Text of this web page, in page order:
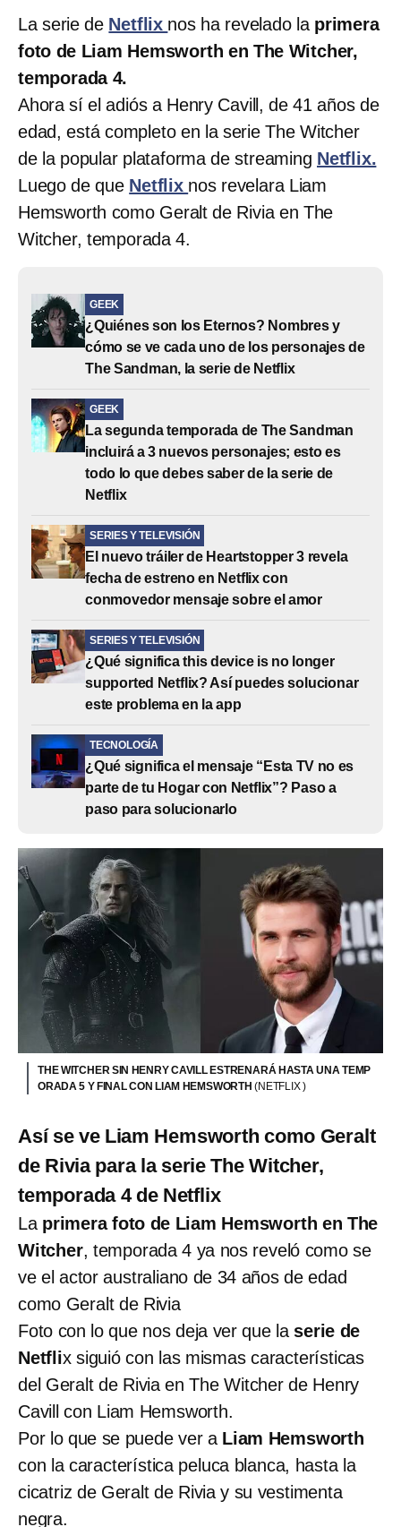
La serie de Netflix nos ha revelado la primera
foto de Liam Hemsworth en The Witcher,
temporada 4.
Ahora sí el adiós a Henry Cavill, de 41 años de
edad, está completo en la serie The Witcher
de la popular plataforma de streaming Netflix.
Luego de que Netflix nos revelara Liam
Hemsworth como Geralt de Rivia en The
Witcher, temporada 4.
GEEK
¿Quiénes son los Eternos? Nombres y
cómo se ve cada uno de los personajes de
The Sandman, la serie de Netflix
GEEK
La segunda temporada de The Sandman
incluirá a 3 nuevos personajes; esto es
todo lo que debes saber de la serie de
Netflix
SERIES Y TELEVISIÓN
El nuevo tráiler de Heartstopper 3 revela
fecha de estreno en Netflix con
conmovedor mensaje sobre el amor
SERIES Y TELEVISIÓN
¿Qué significa this device is no longer
supported Netflix? Así puedes solucionar
este problema en la app
TECNOLOGÍA
¿Qué significa el mensaje “Esta TV no es
parte de tu Hogar con Netflix”? Paso a
paso para solucionarlo
THE WITCHER SIN HENRY CAVILL ESTRENARÁ HASTA UNA TEMP
ORADA 5 Y FINAL CON LIAM HEMSWORTH(NETFLIX )
Así se ve Liam Hemsworth como Geralt
de Rivia para la serie The Witcher,
temporada 4 de Netflix
Laprimera foto de Liam Hemsworth en The
Witcher, temporada 4 ya nos reveló como se
ve el actor australiano de 34 años de edad
como Geralt de Rivia
Foto con lo que nos deja ver que laserie de
Netflix siguió con las mismas características
del Geralt de Rivia en The Witcher de Henry
Cavill con Liam Hemsworth.
Por lo que se puede ver a Liam Hemsworth
con la característica peluca blanca, hasta la
cicatriz de Geralt de Rivia y su vestimenta
negra.